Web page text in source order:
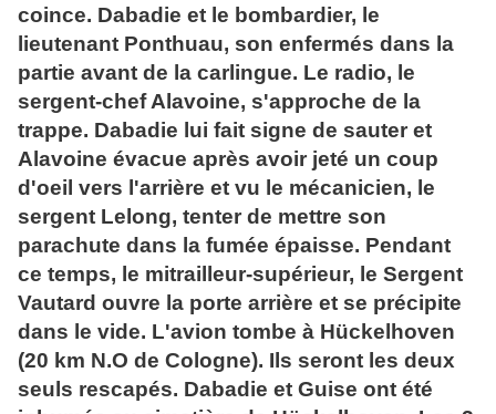
coince. Dabadie et le bombardier, le
lieutenant Ponthuau, son enfermés dans la
partie avant de la carlingue. Le radio, le
sergent-chef Alavoine, s'approche de la
trappe. Dabadie lui fait signe de sauter et
Alavoine évacue après avoir jeté un coup
d'oeil vers l'arrière et vu le mécanicien, le
sergent Lelong, tenter de mettre son
parachute dans la fumée épaisse. Pendant
ce temps, le mitrailleur-supérieur, le Sergent
Vautard ouvre la porte arrière et se précipite
dans le vide. L'avion tombe à Hückelhoven
(20 km N.O de Cologne). Ils seront les deux
seuls rescapés. Dabadie et Guise ont été